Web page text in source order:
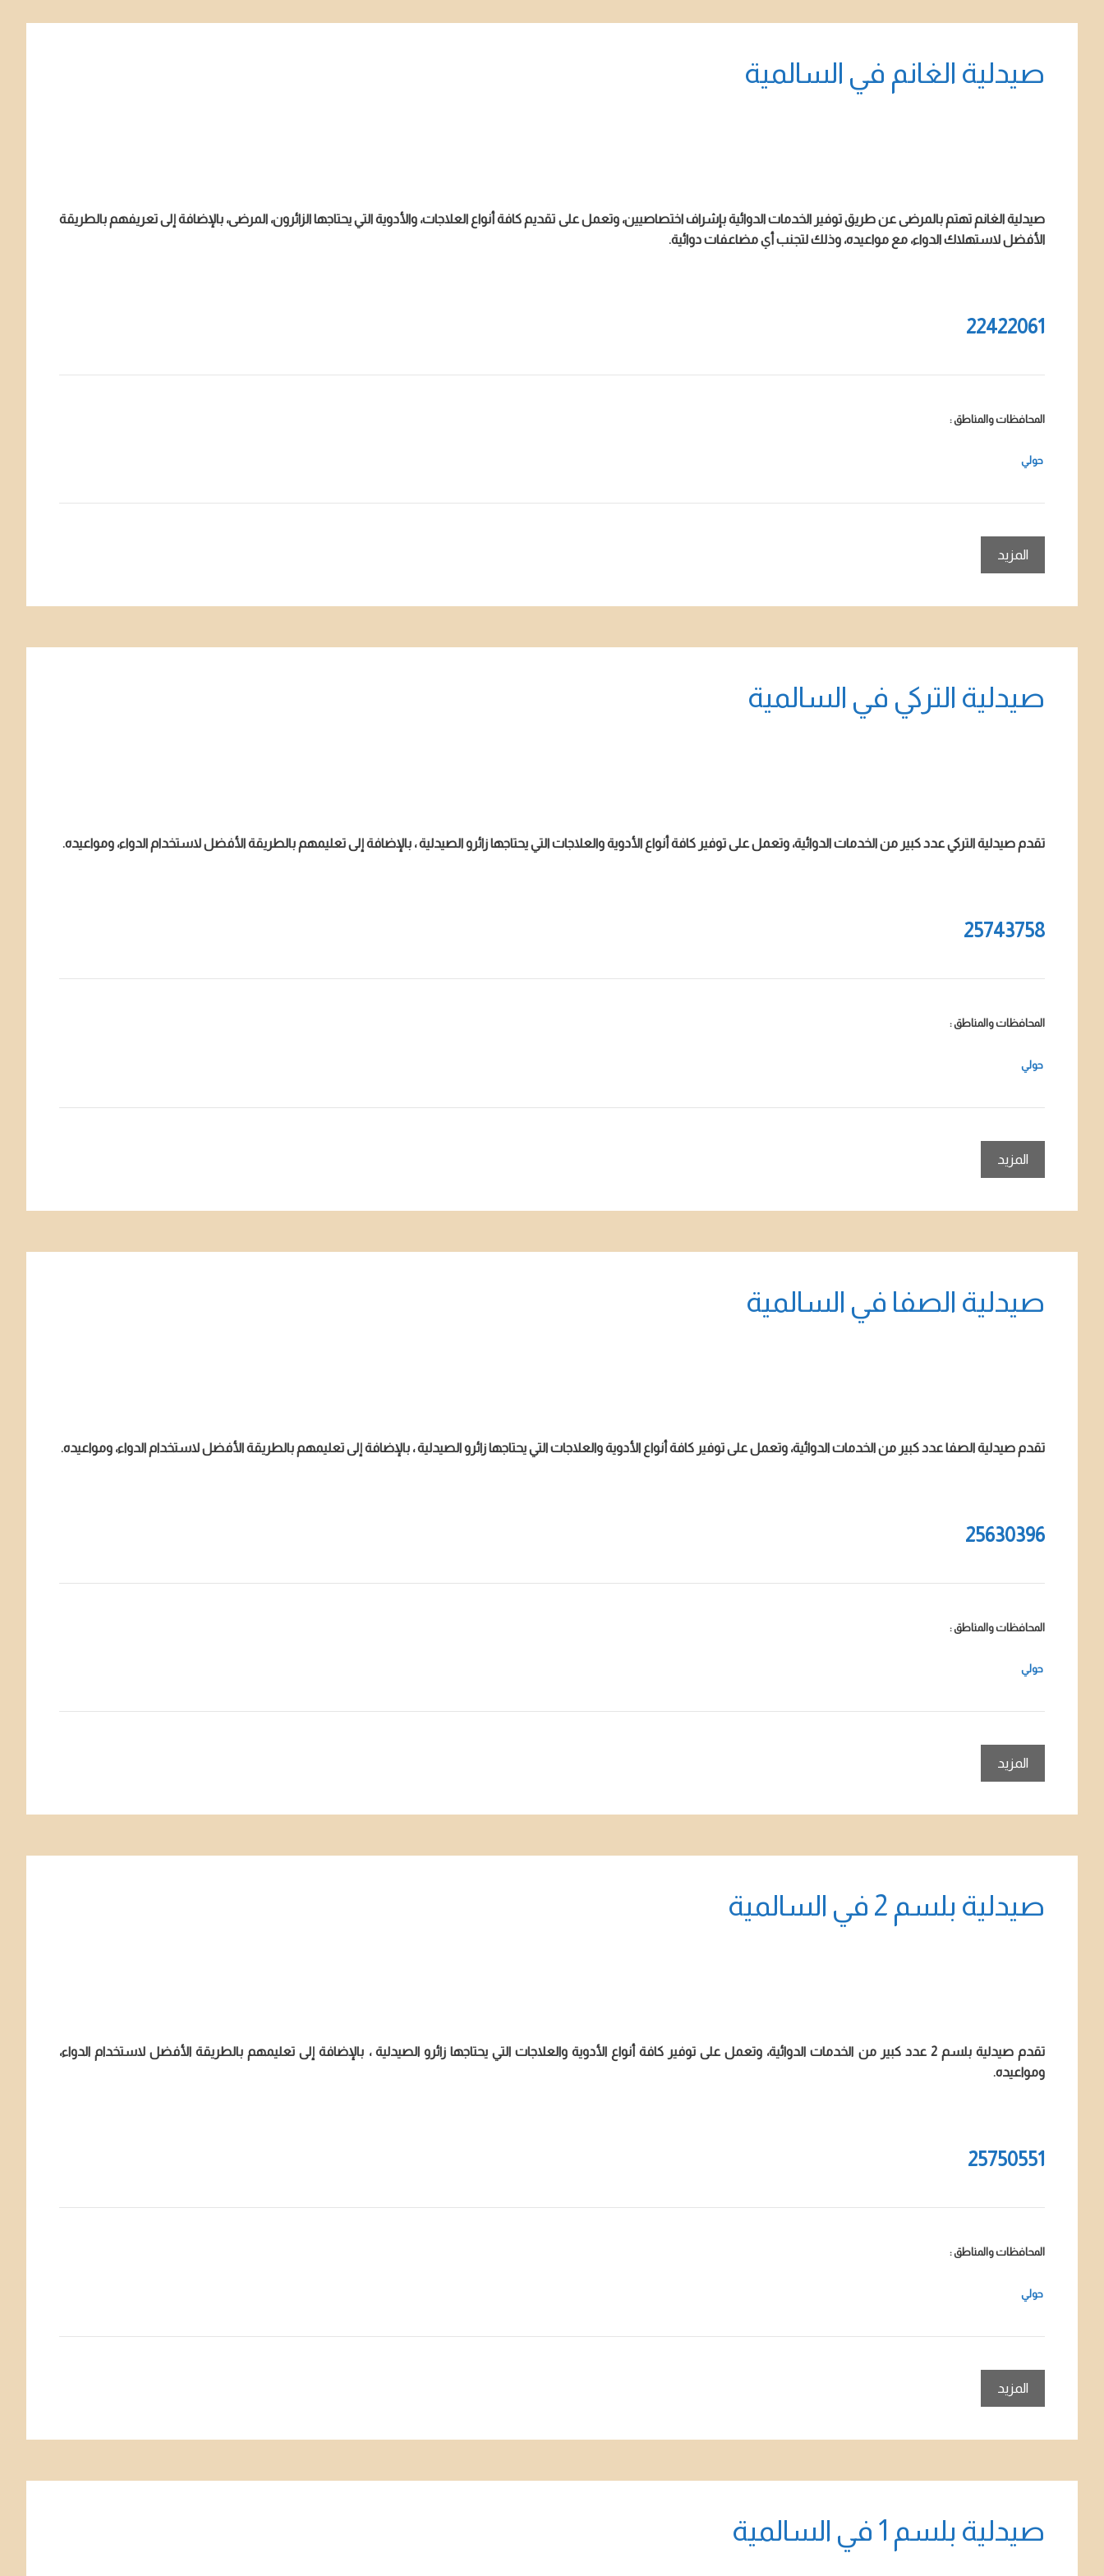
صيدلية الغانم في السالمية
صيدلية الغانم تهتم بالمرضى عن طريق توفير الخدمات الدوائية بإشراف اختصاصيين، وتعمل على تقديم كافة أنواع العلاجات، والأدوية التي يحتاجها الزائرون، المرضى، بالإضافة إلى تعريفهم بالطريقة
الأفضل لاستهلاك الدواء، مع مواعيده، وذلك لتجنب أي مضاعفات دوائية.
22422061
المحافظات والمناطق :
حولي
المزيد
صيدلية التركي في السالمية
تقدم صيدلية التركي عدد كبير من الخدمات الدوائية، وتعمل على توفير كافة أنواع الأدوية والعلاجات التي يحتاجها زائرو الصيدلية ، بالإضافة إلى تعليمهم بالطريقة الأفضل لاستخدام الدواء، ومواعيده.
25743758
المحافظات والمناطق :
حولي
المزيد
صيدلية الصفا في السالمية
تقدم صيدلية الصفا عدد كبير من الخدمات الدوائية، وتعمل على توفير كافة أنواع الأدوية والعلاجات التي يحتاجها زائرو الصيدلية ، بالإضافة إلى تعليمهم بالطريقة الأفضل لاستخدام الدواء، ومواعيده.
25630396
المحافظات والمناطق :
حولي
المزيد
صيدلية بلسم 2 في السالمية
تقدم صيدلية بلسم 2 عدد كبير من الخدمات الدوائية، وتعمل على توفير كافة أنواع الأدوية والعلاجات التي يحتاجها زائرو الصيدلية ، بالإضافة إلى تعليمهم بالطريقة الأفضل لاستخدام الدواء،
ومواعيده.
25750551
المحافظات والمناطق :
حولي
المزيد
صيدلية بلسم 1 في السالمية